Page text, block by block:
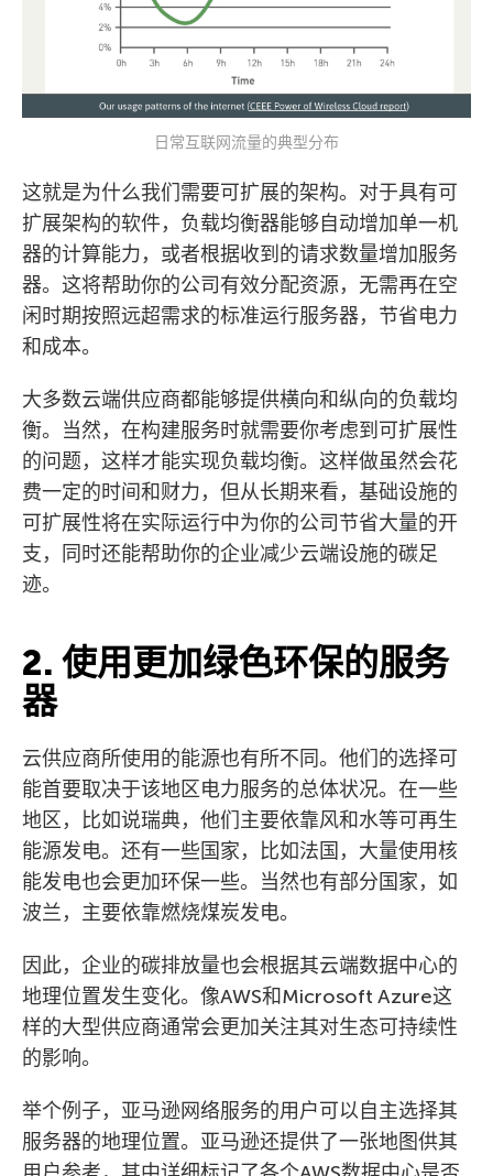
日常互联网流量的典型分布
这就是为什么我们需要可扩展的架构。对于具有可
扩展架构的软件，负载均衡器能够自动增加单一机
器的计算能力，或者根据收到的请求数量增加服务
器。这将帮助你的公司有效分配资源，无需再在空
闲时期按照远超需求的标准运行服务器，节省电力
和成本。
大多数云端供应商都能够提供横向和纵向的负载均
衡。当然，在构建服务时就需要你考虑到可扩展性
的问题，这样才能实现负载均衡。这样做虽然会花
费一定的时间和财力，但从长期来看，基础设施的
可扩展性将在实际运行中为你的公司节省大量的开
支，同时还能帮助你的企业减少云端设施的碳足
迹。
2. 使用更加绿色环保的服务
器
云供应商所使用的能源也有所不同。他们的选择可
能首要取决于该地区电力服务的总体状况。在一些
地区，比如说瑞典，他们主要依靠风和水等可再生
能源发电。还有一些国家，比如法国，大量使用核
能发电也会更加环保一些。当然也有部分国家，如
波兰，主要依靠燃烧煤炭发电。
因此，企业的碳排放量也会根据其云端数据中心的
地理位置发生变化。像AWS和Microsoft Azure这
样的大型供应商通常会更加关注其对生态可持续性
的影响。
举个例子，亚马逊网络服务的用户可以自主选择其
服务器的地理位置。亚马逊还提供了一张地图供其